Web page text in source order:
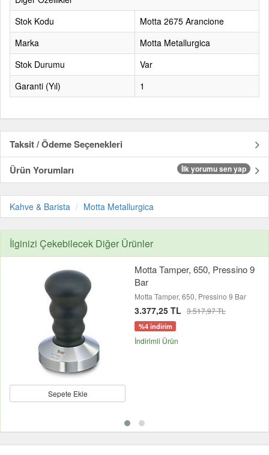
Stok Kodu
Motta 2675 Arancione
Marka
Motta Metallurgica
Stok Durumu
Var
Garanti (Yıl)
1
Taksit / Ödeme Seçenekleri
Ürün Yorumları
İlk yorumu sen yap
Kahve & Barista Motta Metallurgica
İlginizi Çekebilecek Diğer Ürünler
Sepete Ekle
Motta Tamper, 650, Pressino 9
Bar
Motta Tamper, 650, Pressino 9 Bar
3.377,25 TL 3.517,97 TL
%4 indirim
İndirimli Ürün